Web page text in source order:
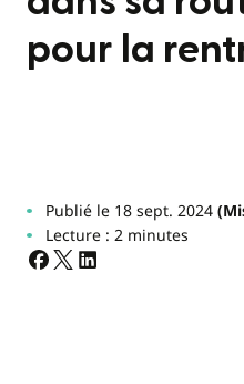
pour la
Publié le 18 sept. 2024
Lecture : 2 minutes